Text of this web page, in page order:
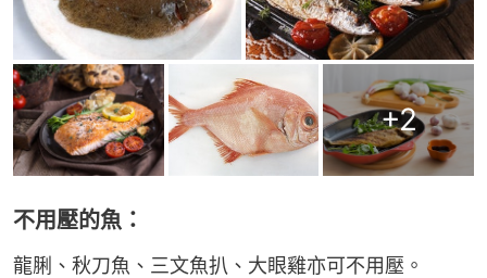
+2
不用壓的魚：
龍脷、秋刀魚、三文魚扒、大眼雞亦可不用壓。